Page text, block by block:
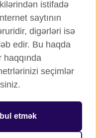
təhsil imkanları üzrə
istifadə
saytının
digərləri isə
edir. Bu haqda
haqqında
seçimlər
etmək